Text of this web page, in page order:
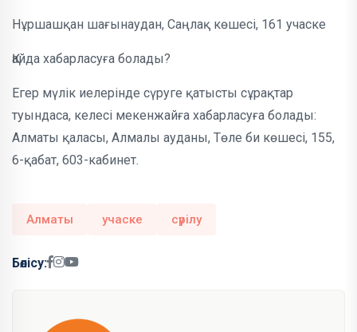
Нұршашқан шағынаудан, Саңлақ көшесі, 161 учаске
Қайда хабарласуға болады?
Егер мүлік иелерінде сүруге қатысты сұрақтар
туындаса, келесі мекенжайға хабарласуға болады:
Алматы қаласы, Алмалы ауданы, Төле би көшесі, 155,
6-қабат, 603-кабинет.
Алматы учаске сүрілу
Бөлісу: